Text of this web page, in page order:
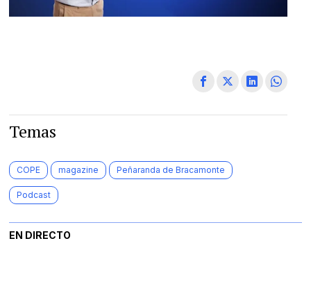
Temas
COPE magazine Peñaranda de Bracamonte
Podcast
EN DIRECTO